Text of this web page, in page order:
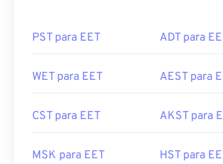
PST para EET ADT para
WET para EET AEST para
CST para EET AKST para
MSK para EET HST para